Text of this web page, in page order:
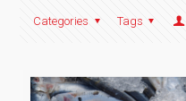
Categories Tags